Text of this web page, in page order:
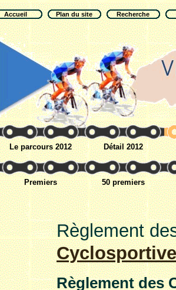
Accueil Plan du site Recherche
Le parcours 2012 Détail 2012
Premiers 50 premiers
Règlement
Cyclosportive
Règlement des